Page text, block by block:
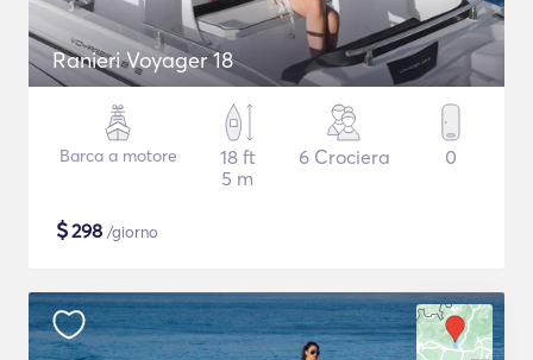
Ranieri Voyager 18
Barca a motore
18 ft
5 m
6 Crociera 0
$298 /giorno